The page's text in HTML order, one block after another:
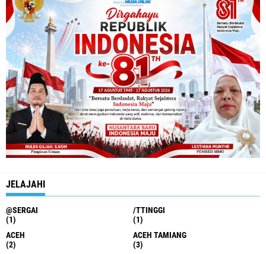
JELAJAHI
@SERGAI
(1)
/TTINGGI
(1)
ACEH
(2)
ACEH TAMIANG
(3)